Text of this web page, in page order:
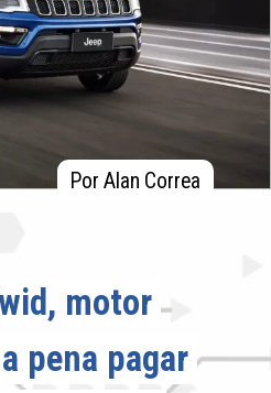
Por Alan Correa
Por Alan Correa
motor
pena pagar
motor
pena pagar